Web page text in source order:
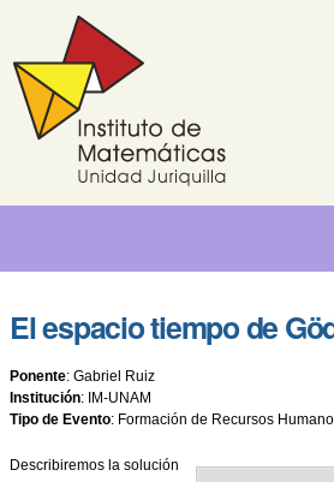
Saltar
navegación
El espacio tiempo de
Ponente:Gabriel Ruiz
Institución: IM-UNAM
Tipo de Evento: Formación de Recursos
Describiremos la solución